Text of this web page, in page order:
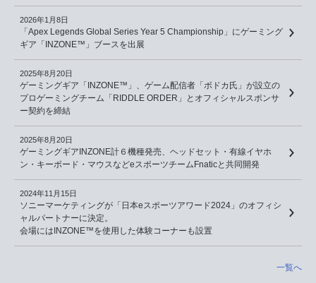
2026年1月8日
「Apex Legends Global Series Year 5 Championship」にゲーミング
ギア「INZONE™」ブースを出展
2025年8月20日
ゲーミングギア「INZONE™」、ゲーム配信者「ボドカ氏」が設立の
プロゲーミングチーム「RIDDLE ORDER」とオフィシャルスポンサ
ー契約を締結
2025年8月20日
ゲーミングギアINZONE計６機種発売、ヘッドセット・有線イヤホ
ン・キーボード・マウスなどeスポーツチームFnaticと共同開発
2024年11月15日
ソニーマーケティングが「日本eスポーツアワード2024」のオフィシ
ャルパートナーに決定。
会場にはINZONE™を使用した体験コーナーも設置
一覧へ